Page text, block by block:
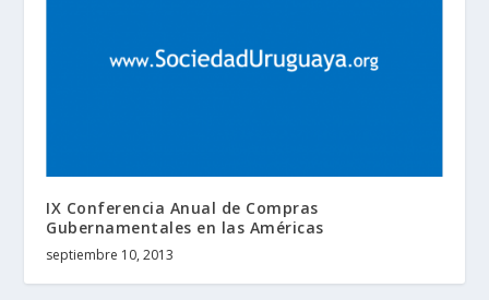
IX Conferencia Anual de Compras
Gubernamentales en las Américas
septiembre 10, 2013